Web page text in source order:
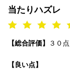
当たりハズレ
【総合評価】 ３０点
【良い点】